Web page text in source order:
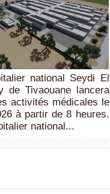
national Seydi El
de Tivaouane lancera
activités médicales le
à partir de 8 heures.
national...